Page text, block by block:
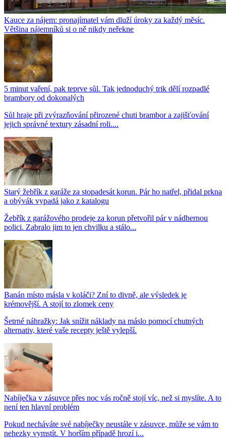
Kauce za nájem: pronajímatel vám dluží úroky za každý měsíc.
Většina nájemníků si o ně nikdy neřekne
5 minut vaření, pak teprve sůl. Tak jednoduchý trik dělí rozpadlé
brambory od dokonalých
Sůl hraje při zvýrazňování přirozené chuti brambor a zajišťování
jejich správné textury zásadní roli....
Starý žebřík z garáže za stopadesát korun. Pár ho natřel, přidal prkna
a obývák vypadá jako z katalogu
Žebřík z garážového prodeje za korun přetvořil pár v nádhernou
polici. Zabralo jim to jen chvilku a stálo...
Banán místo másla v koláči? Zní to divně, ale výsledek je
krémovější. A stojí to zlomek ceny
Šetrné náhražky: Jak snížit náklady na máslo pomocí chutných
alternativ, které vaše recepty ještě vylepší.
Nabíječka v zásuvce přes noc vás ročně stojí víc, než si myslíte. A to
není ten hlavní problém
Pokud necháváte své nabíječky neustále v zásuvce, může se vám to
nehezky vymstít. V horším případě hrozí i...